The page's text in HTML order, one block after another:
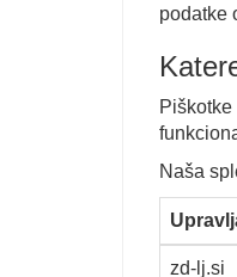
podatke
Naša
zd-lj.si